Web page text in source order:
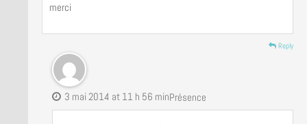
merci
Reply
Présence
3 mai 2014 at 11 h 56 min